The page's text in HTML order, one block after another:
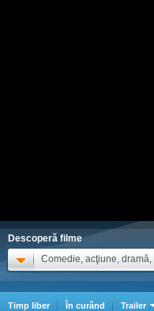
Descoperă filme
Comedie, acţiune, dramă,
Timp liber În curând Trailer